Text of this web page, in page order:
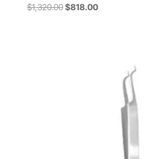
$1,320.00Original
$818.00Current